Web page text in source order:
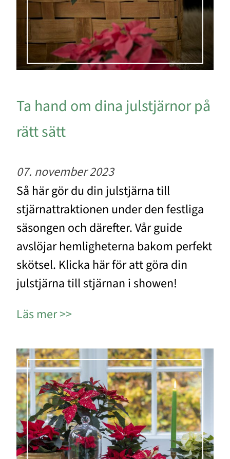
Ta hand om dina julstjärnor på
rätt sätt
07. november 2023
Så här gör du din julstjärna till
stjärnattraktionen under den festliga
säsongen och därefter. Vår guide
avslöjar hemligheterna bakom perfekt
skötsel. Klicka här för att göra din
julstjärna till stjärnan i showen!
Läs mer